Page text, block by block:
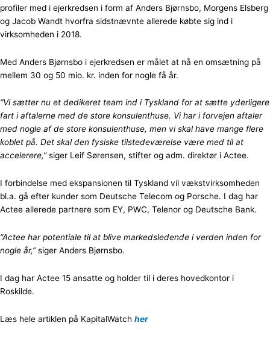
profiler med i ejerkredsen i form af Anders Bjørnsbo, Morgens Elsberg
og Jacob Wandt hvorfra sidstnævnte allerede købte sig ind i
virksomheden i 2018.
Med Anders Bjørnsbo i ejerkredsen er målet at nå en omsætning på
mellem 30 og 50 mio. kr. inden for nogle få år.
“Vi sætter nu et dedikeret team ind i Tyskland for at sætte yderligere
fart i aftalerne med de store konsulenthuse. Vi har i forvejen aftaler
med nogle af de store konsulenthuse, men vi skal have mange flere
koblet på. Det skal den fysiske tilstedeværelse være med til at
accelerere,”siger Leif Sørensen, stifter og adm. direktør i Actee.
I forbindelse med ekspansionen til Tyskland vil vækstvirksomheden
bl.a. gå efter kunder som Deutsche Telecom og Porsche. I dag har
Actee allerede partnere som EY, PWC, Telenor og Deutsche Bank.
“Actee har potentiale til at blive markedsledende i verden inden for
nogle år,”siger Anders Bjørnsbo.
I dag har Actee 15 ansatte og holder til i deres hovedkontor i
Roskilde.
Læs hele artiklen på KapitalWatch her